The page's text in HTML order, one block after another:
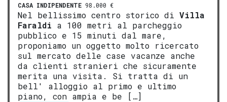
CASA INDIPENDENTE 98.000 €
Nel bellissimo centro storico di Villa
Faraldi a 100 metri al parcheggio
pubblico e 15 minuti dal mare,
proponiamo un oggetto molto ricercato
sul mercato delle case vacanze anche
da clienti stranieri che sicuramente
merita una visita. Si tratta di un
bell' alloggio al primo e ultimo
piano, con ampia e be […]